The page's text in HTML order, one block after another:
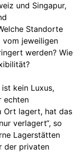
und Singapur,
Standorte
vom jeweiligen
werden? Wie
kein Luxus,
echten
Ort lagert, hat das
verlagert“, so
Lagerstätten
der privaten